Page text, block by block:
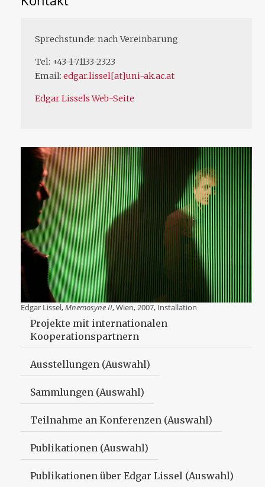
Sprechstunde: nach Vereinbarung
Tel: +43-1-71133-2323
Email:edgar.lissel[at]uni-ak.ac.at
Edgar Lissels Web-Seite
Edgar Lissel,Mnemosyne II, Wien, 2007, Installation
Projekte mit internationalen
Kooperationspartnern
Ausstellungen (Auswahl)
Sammlungen (Auswahl)
Teilnahme an Konferenzen (Auswahl)
Publikationen (Auswahl)
Publikationen über Edgar Lissel (Auswahl)